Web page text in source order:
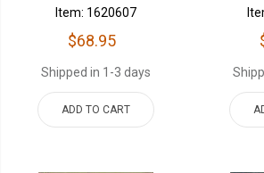
Item: 1620607
$68.95
Shipped in 1-3 days
ADD TO CART